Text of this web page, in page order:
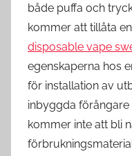
både puffa och
kommer att tillåta
disposable vape
egenskaperna hos
för installation av
inbyggda
kommer inte att bli